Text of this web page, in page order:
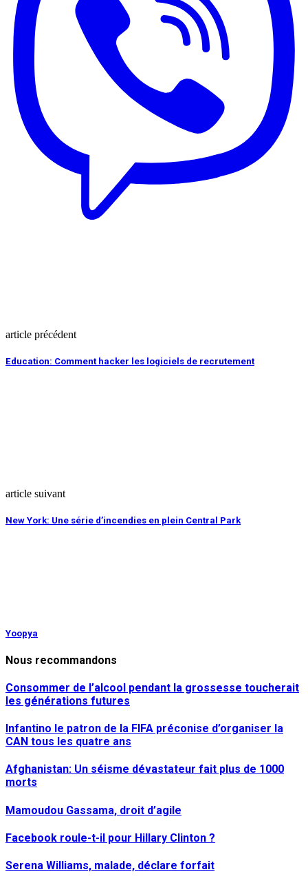
article précédent
Education: Comment hacker les logiciels de recrutement
article suivant
New York: Une série d’incendies en plein Central Park
Yoopya
Nous recommandons
Consommer de l’alcool pendant la grossesse toucherait
les générations futures
Infantino le patron de la FIFA préconise d’organiser la
CAN tous les quatre ans
Afghanistan: Un séisme dévastateur fait plus de 1000
morts
Mamoudou Gassama, droit d’agile
Facebook roule-t-il pour Hillary Clinton ?
Serena Williams, malade, déclare forfait